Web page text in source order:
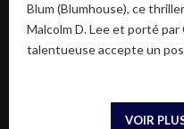
Blum (Blumhouse), ce
Malcolm D. Lee et porté
talentueuse accepte un
VOIR